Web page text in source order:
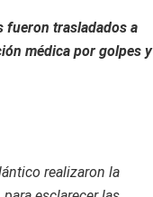
fueron trasladados a
médica por golpes y
realizaron la